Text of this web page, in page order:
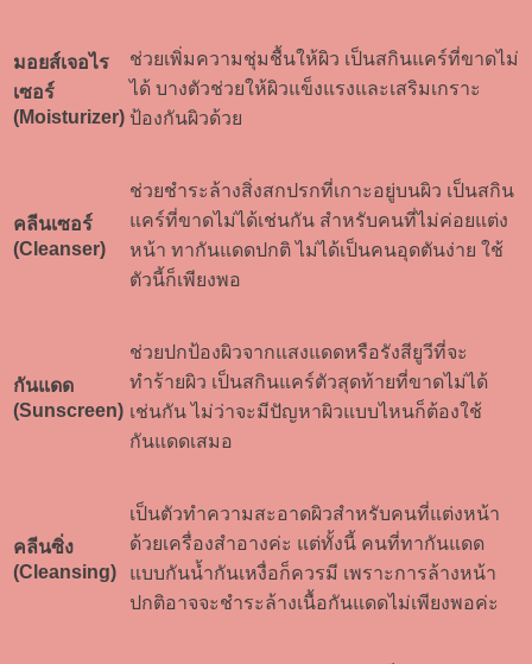
มอยส์เจอไร
เซอร์
(Moisturizer)
ช่วยเพิ่มความชุ่มชื้นให้ผิว เป็นสกินแคร์ที่ขาดไม่
ได้ บางตัวช่วยให้ผิวแข็งแรงและเสริมเกราะ
ป้องกันผิวด้วย
คลีนเซอร์
(Cleanser)
ช่วยชำระล้างสิ่งสกปรกที่เกาะอยู่บนผิว เป็นสกิน
แคร์ที่ขาดไม่ได้เช่นกัน สำหรับคนที่ไม่ค่อยแต่ง
หน้า ทากันแดดปกติ ไม่ได้เป็นคนอุดตันง่าย ใช้
ตัวนี้ก็เพียงพอ
กันแดด
(Sunscreen)
ช่วยปกป้องผิวจากแสงแดดหรือรังสียูวีที่จะ
ทำร้ายผิว เป็นสกินแคร์ตัวสุดท้ายที่ขาดไม่ได้
เช่นกัน ไม่ว่าจะมีปัญหาผิวแบบไหนก็ต้องใช้
กันแดดเสมอ
คลีนซิ่ง
(Cleansing)
เป็นตัวทำความสะอาดผิวสำหรับคนที่แต่งหน้า
ด้วยเครื่องสำอางค่ะ แต่ทั้งนี้ คนที่ทากันแดด
แบบกันน้ำกันเหงื่อก็ควรมี เพราะการล้างหน้า
ปกติอาจจะชำระล้างเนื้อกันแดดไม่เพียงพอค่ะ